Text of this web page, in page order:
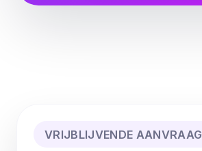
VRIJBLIJVENDE AANVRAAG